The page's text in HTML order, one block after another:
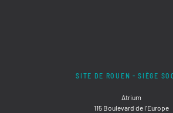
SITE DE ROUEN - SIÈGE
Atrium
115 Boulevard de l'Europe